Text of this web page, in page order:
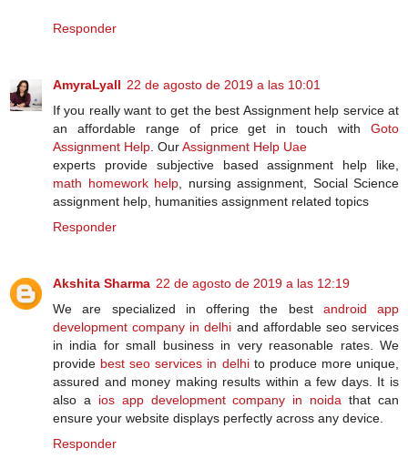
Responder
AmyraLyall 22 de agosto de 2019 a las 10:01
If you really want to get the best Assignment help service at
an affordable range of price get in touch with Goto
Assignment Help. OurAssignment Help Uae
experts provide subjective based assignment help like,
math homework help, nursing assignment, Social Science
assignment help, humanities assignment related topics
Responder
Akshita Sharma 22 de agosto de 2019 a las 12:19
We are specialized in offering the best android app
development company in delhi and affordable seo services
in india for small business in very reasonable rates. We
provide best seo services in delhito produce more unique,
assured and money making results within a few days. It is
also a ios app development company in noida that can
ensure your website displays perfectly across any device.
Responder